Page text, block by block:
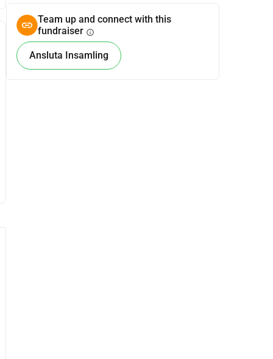
Team up and connect with this
fundraiser info
Ansluta Insamling